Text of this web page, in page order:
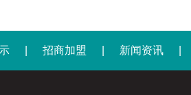
招商加盟 新闻资讯